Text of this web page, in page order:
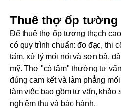
Thuê thợ ốp tường
Để thuê thợ ốp tường thạch
có quy trình chuẩn: đo đạc, thi
tấm, xử lý mối nối và sơn bả,
mỹ. Thợ "có tâm" thường tư
đúng cam kết và làm phẳng
làm việc bao gồm tư vấn, khảo
nghiệm thu và bảo hành.